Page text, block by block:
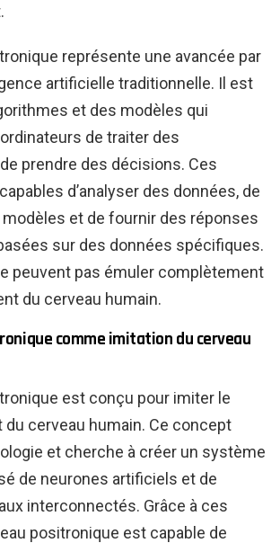
représente une avancée par
artificielle traditionnelle. Il est
et des modèles qui
de traiter des
prendre des décisions. Ces
d’analyser des données, de
et de fournir des réponses
sur des données spécifiques.
peuvent pas émuler complètement
du cerveau humain.
comme imitation du cerveau
est conçu pour imiter le
cerveau humain. Ce concept
et cherche à créer un système
de neurones artificiels et de
interconnectés. Grâce à ces
positronique est capable de